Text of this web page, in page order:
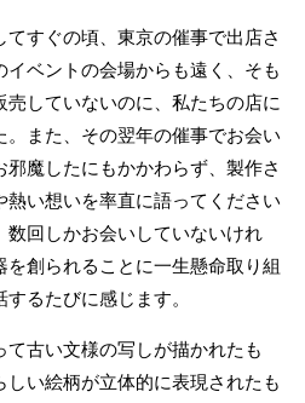
すぐの頃、東京の催事で出店さ
ベントの会場からも遠く、そも
していないのに、私たちの店に
また、その翌年の催事でお会い
魔したにもかかわらず、製作さ
い想いを率直に語ってください
数回しかお会いしていないけれ
創られることに一生懸命取り組
るたびに感じます。
古い文様の写しが描かれたも
い絵柄が立体的に表現されたも